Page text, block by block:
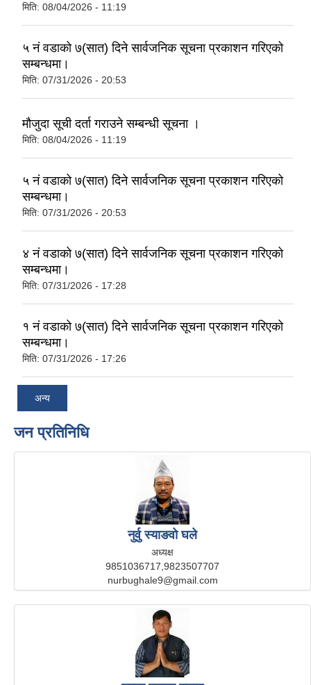
मिति: 08/04/2026 - 11:19
५ नं वडाको ७(सात) दिने सार्वजनिक सूचना प्रकाशन गरिएको
सम्बन्धमा।
मिति: 07/31/2026 - 20:53
मौजुदा सूची दर्ता गराउने सम्बन्धी सूचना ।
मिति: 08/04/2026 - 11:19
५ नं वडाको ७(सात) दिने सार्वजनिक सूचना प्रकाशन गरिएको
सम्बन्धमा।
मिति: 07/31/2026 - 20:53
४ नं वडाको ७(सात) दिने सार्वजनिक सूचना प्रकाशन गरिएको
सम्बन्धमा।
मिति: 07/31/2026 - 17:28
१ नं वडाको ७(सात) दिने सार्वजनिक सूचना प्रकाशन गरिएको
सम्बन्धमा।
मिति: 07/31/2026 - 17:26
अन्य
जन प्रतिनिधि
नुर्वु स्याङवो घले
अध्यक्ष
9851036717,9823507707
nurbughale9@gmail.com